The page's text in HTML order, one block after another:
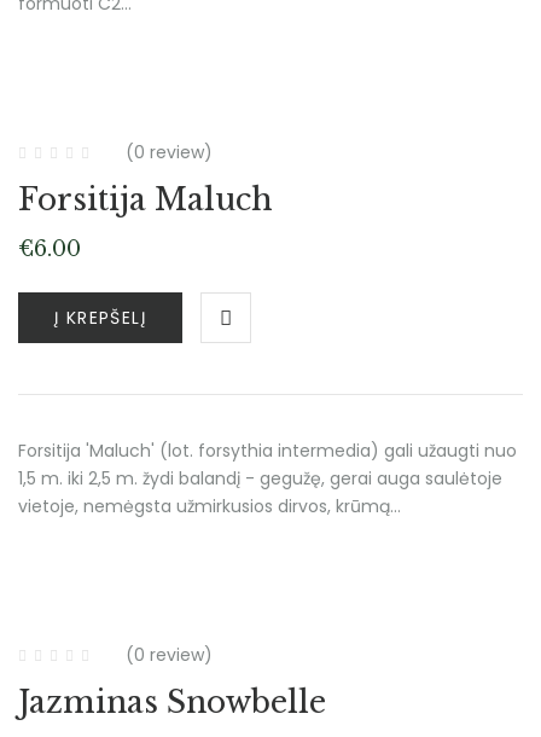
(0 review)
Forsitija Maluch
€6.00
Į KREPŠELĮ
Forsitija 'Maluch' (lot. forsythia intermedia) gali užaugti nuo
1,5 m. iki 2,5 m. žydi balandį - gegužę, gerai auga saulėtoje
vietoje, nemėgsta užmirkusios dirvos, krūmą…
(0 review)
Jazminas Snowbelle